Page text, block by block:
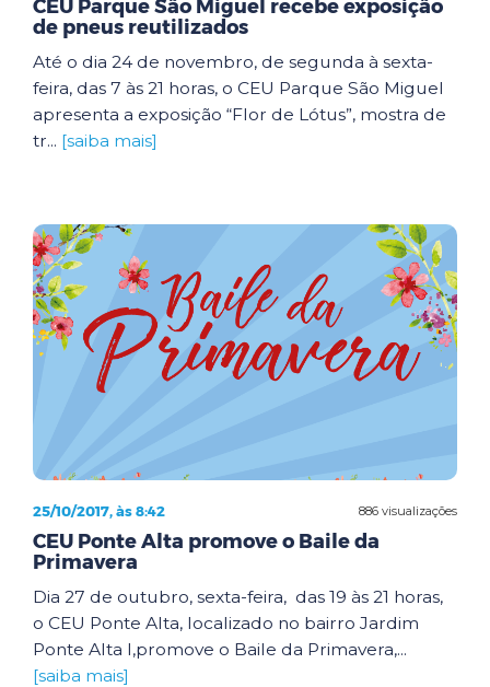
CEU Parque São Miguel recebe exposição
de pneus reutilizados
Até o dia 24 de novembro, de segunda à sexta-
feira, das 7 às 21 horas, o CEU Parque São Miguel
apresenta a exposição “Flor de Lótus”, mostra de
tr... [saiba mais]
886 visualizações
25/10/2017, às 8:42
CEU Ponte Alta promove o Baile da
Primavera
Dia 27 de outubro, sexta-feira, das 19 às 21 horas,
o CEU Ponte Alta, localizado no bairro Jardim
Ponte Alta I,promove o Baile da Primavera,...
[saiba mais]